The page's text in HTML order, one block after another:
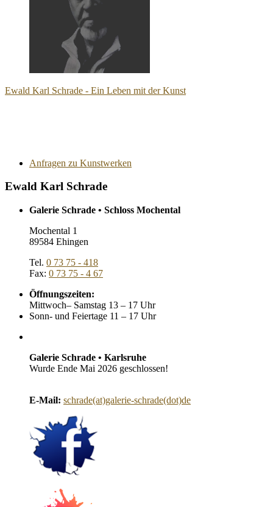
Ewald Karl Schrade - Ein Leben mit der Kunst
Anfragen zu Kunstwerken
Ewald Karl Schrade
Galerie Schrade • Schloss Mochental
Mochental 1
89584 Ehingen
Tel. 0 73 75 - 418
Fax: 0 73 75 - 4 67
Öffnungszeiten:
Mittwoch– Samstag 13 – 17 Uhr
Sonn- und Feiertage 11 – 17 Uhr
Galerie Schrade • Karlsruhe
Wurde Ende Mai 2026 geschlossen!
E-Mail: schrade(at)galerie-schrade(dot)de